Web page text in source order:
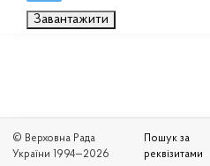
Завантажити
© Верховна Рада
України 1994—2026
Пошук за
реквізитами